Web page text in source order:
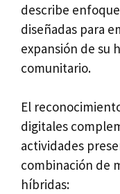
describe
diseñadas para
expansión de su
comunitario.
El
digitales
actividades
combinación de
híbridas: